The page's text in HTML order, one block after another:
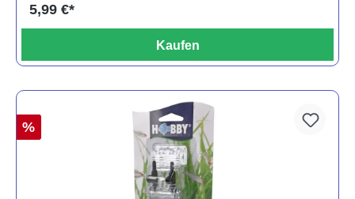
5,99 €*
Kaufen
%